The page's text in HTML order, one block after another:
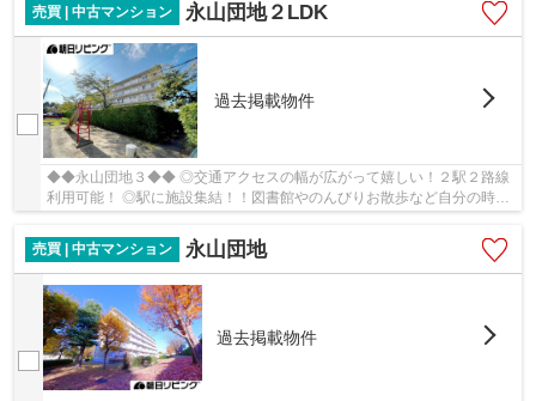
売買 | 中古マンション
永山団地２LDK
過去掲載物件
◆◆永山団地３◆◆ ◎交通アクセスの幅が広がって嬉しい！２駅２路線
利用可能！ ◎駅に施設集結！！図書館やのんびりお散歩など自分の時間
売買 | 中古マンション
永山団地
過去掲載物件